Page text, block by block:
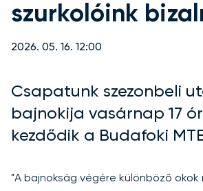
szurkolóink
2026. 05. 16. 12:00
Csapatunk szezonbeli
bajnokija vasárnap 17
kezdődik a Budafoki
"A bajnokság végére különböző